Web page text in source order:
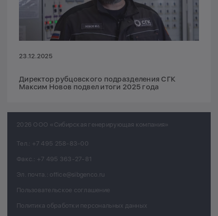
23.12.2025
Директор рубцовского подразделения СГК
Максим Новов подвел итоги 2025 года
2026 ООО «Сибирская генерирующая компания»
Тел.: +7 495 258-83-00
Факс.: +7 495 363-27-81
Эл. почта.: office@sibgenco.ru
Пользовательское соглашение
Политика обработки персональных данных